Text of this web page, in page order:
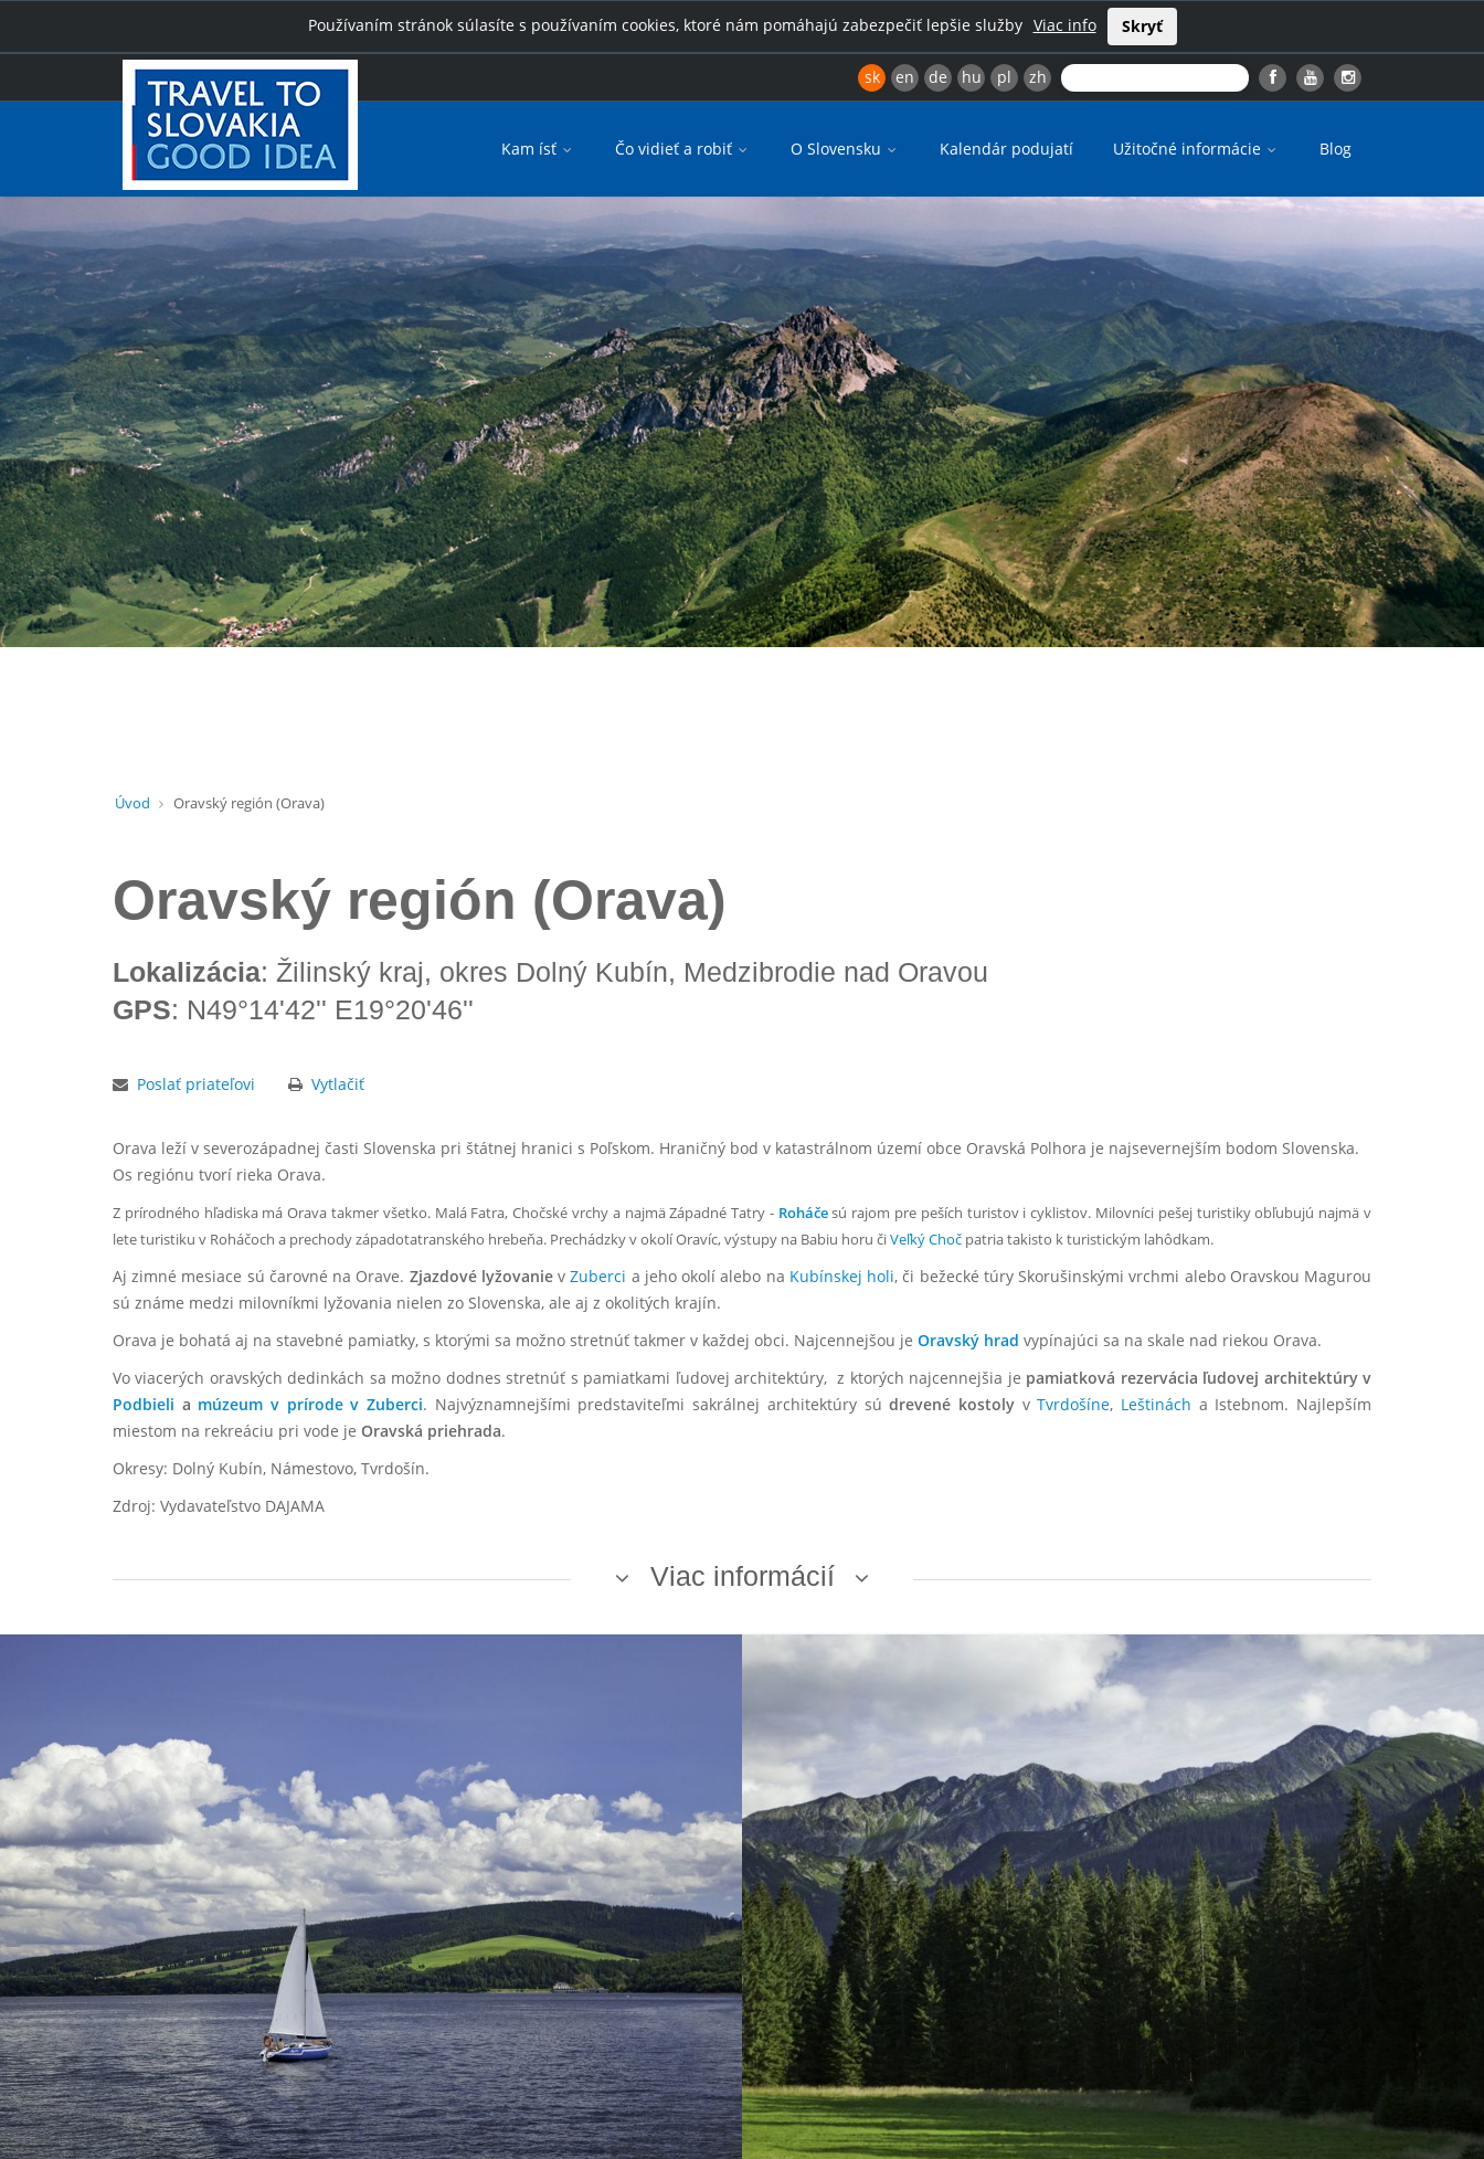
Používaním stránok súlasíte s používaním cookies, ktoré nám pomáhajú zabezpečiť lepšie služby Viac info Skryť
sk en de hu pl zh
Kam ísť Čo vidieť a robiť O Slovensku Kalendár podujatí Užitočné informácie Blog
Úvod Oravský región (Orava)
Oravský región (Orava)
Lokalizácia: Žilinský kraj, okres Dolný Kubín, Medzibrodie nad Oravou
GPS: N49°14'42'' E19°20'46''
Poslať priateľovi Vytlačiť
Orava leží v severozápadnej časti Slovenska pri štátnej hranici s Poľskom. Hraničný bod v katastrálnom území obce Oravská Polhora je najsevernejším bodom Slovenska.
Os regiónu tvorí rieka Orava.
Z prírodného hľadiska má Orava takmer všetko. Malá Fatra, Chočské vrchy a najmä Západné Tatry - Roháčesú rajom pre peších turistov i cyklistov. Milovníci pešej turistiky obľubujú najmä v
lete turistiku v Roháčoch a prechody západotatranského hrebeňa. Prechádzky v okolí Oravíc, výstupy na Babiu horu čiVeľký Choč patria takisto k turistickým lahôdkam.
Aj zimné mesiace sú čarovné na Orave. Zjazdové lyžovanievZuberci a jeho okolí alebo na Kubínskej holi, či bežecké túry Skorušinskými vrchmi alebo Oravskou Magurou
sú známe medzi milovníkmi lyžovania nielen zo Slovenska, ale aj z okolitých krajín.
Orava je bohatá aj na stavebné pamiatky, s ktorými sa možno stretnúť takmer v každej obci. Najcennejšou je Oravský hrad vypínajúci sa na skale nad riekou Orava.
Vo viacerých oravských dedinkách sa možno dodnes stretnúť s pamiatkami ľudovej architektúry, z ktorých najcennejšia je pamiatková rezervácia ľudovej architektúry v
Podbieli a múzeum v prírode v Zuberci. Najvýznamnejšími predstaviteľmi sakrálnej architektúry súdrevené kostolyvTvrdošíne, Leštinách a Istebnom. Najlepším
miestom na rekreáciu pri vode je Oravská priehrada.
Okresy: Dolný Kubín, Námestovo, Tvrdošín.
Zdroj: Vydavateľstvo DAJAMA
Viac informácií